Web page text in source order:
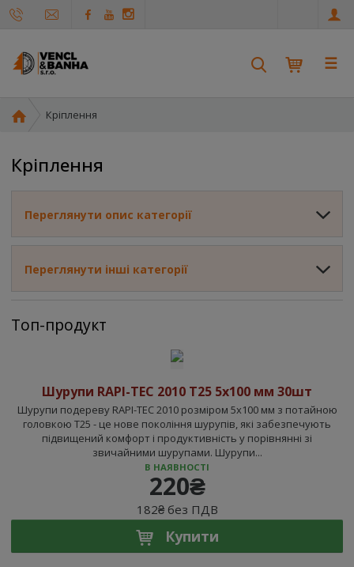
☰
о
о
а
о
н
Кріплення
Кріплення
Переглянути опис категорії
Переглянути інші категорії
Топ-продукт
Шурупи RAPI-TEC 2010 T25 5x100 мм 30шт
Шурупи подереву RAPI-TEC 2010 розміром 5x100 мм з потайною
головкою T25 - це нове покоління шурупів, які забезпечують
підвищений комфорт і продуктивність у порівнянні зі
звичайними шурупами. Шурупи...
В НАЯВНОСТІ
220₴
182₴ без ПДВ
Купити